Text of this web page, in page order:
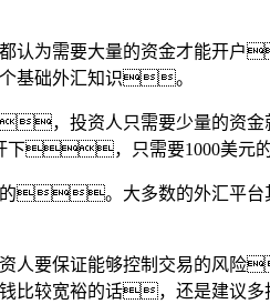
认为需要大量的资金才能开
个基础外汇知识。
，投资人只需要少量的资
，只需要1000美元
的。大多数的外汇平
人要保证能够控制交易的风
比较宽裕的话，还是建议